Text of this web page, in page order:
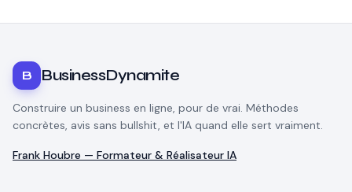
B BusinessDynamite
Construire un business en ligne, pour de vrai. Méthodes
concrètes, avis sans bullshit, et l'IA quand elle sert vraiment.
Frank Houbre — Formateur & Réalisateur IA